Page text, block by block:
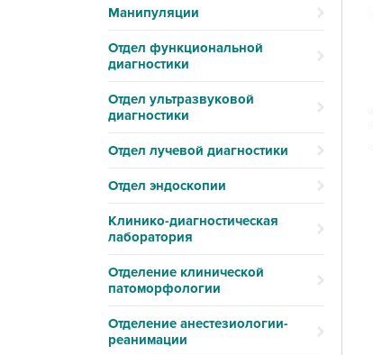
Манипуляции
Отдел функциональной
диагностики
Отдел ультразвуковой
диагностики
Отдел лучевой диагностики
Отдел эндоскопии
Клинико-диагностическая
лаборатория
Отделение клинической
патоморфологии
Отделение анестезиологии-
реанимации